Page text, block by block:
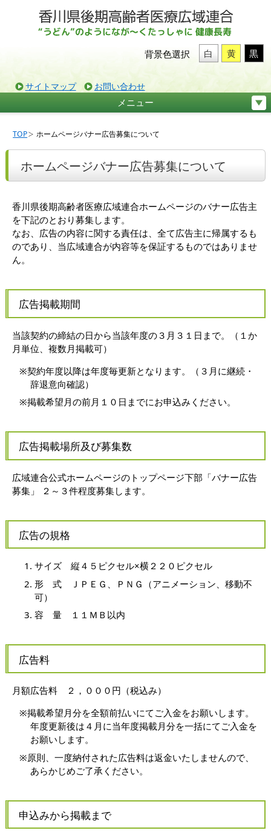
黒
黄
白
背景色選択
サイトマップ お問い合わせ
メニュー
TOP ホームページバナー広告募集について
ホームページバナー広告募集について
香川県後期高齢者医療広域連合ホームページのバナー広告主
を下記のとおり募集します。
なお、広告の内容に関する責任は、全て広告主に帰属するも
のであり、当広域連合が内容等を保証するものではありませ
ん。
広告掲載期間
当該契約の締結の日から当該年度の３月３１日まで。（１か
月単位、複数月掲載可）
※契約年度以降は年度毎更新となります。（３月に継続・
辞退意向確認）
※掲載希望月の前月１０日までにお申込みください。
広告掲載場所及び募集数
広域連合公式ホームページのトップページ下部「バナー広告
募集」 ２～３件程度募集します。
広告の規格
サイズ 縦４５ピクセル×横２２０ピクセル
形 式 ＪＰＥＧ、ＰＮＧ（アニメーション、移動不
可）
容 量 １１ＭＢ以内
広告料
月額広告料 ２，０００円（税込み）
※掲載希望月分を全額前払いにてご入金をお願いします。
年度更新後は４月に当年度掲載月分を一括にてご入金を
お願いします。
※原則、一度納付された広告料は返金いたしませんので、
あらかじめご了承ください。
申込みから掲載まで